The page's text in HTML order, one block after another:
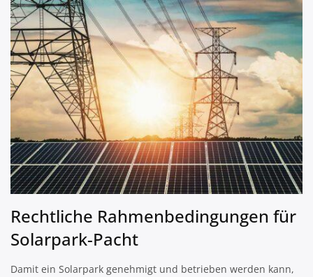
Rechtliche Rahmenbedingungen für
Solarpark-Pacht
Damit ein Solarpark genehmigt und betrieben werden kann,